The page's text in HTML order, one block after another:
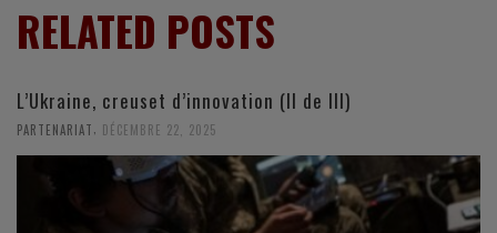
RELATED POSTS
L’Ukraine, creuset d’innovation (II de III)
PARTENARIAT DÉCEMBRE 22, 2025